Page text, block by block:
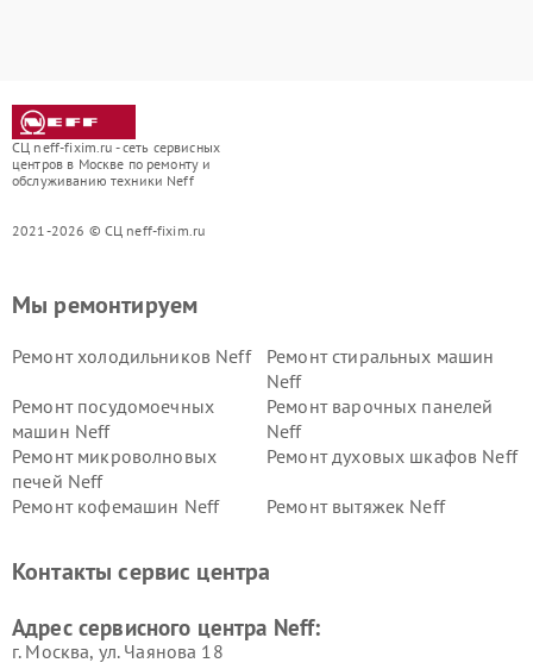
СЦ neff-fixim.ru - сеть сервисных
центров в Москве по ремонту и
обслуживанию техники Neff
2021-2026 © СЦ neff-fixim.ru
Мы ремонтируем
Ремонт холодильников Neff
Ремонт стиральных машин
Neff
Ремонт посудомоечных
машин Neff
Ремонт варочных панелей
Neff
Ремонт микроволновых
печей Neff
Ремонт духовых шкафов Neff
Ремонт кофемашин Neff Ремонт вытяжек Neff
Контакты сервис центра
Адрес сервисного центра Neff:
г. Москва, ул. Чаянова 18